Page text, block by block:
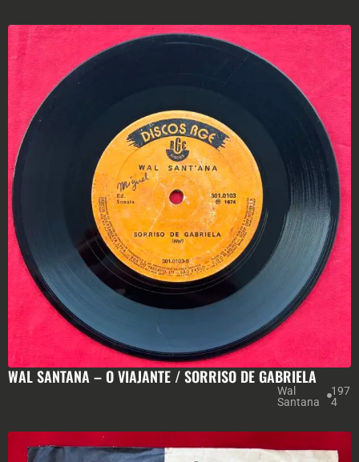
WAL SANTANA – O VIAJANTE / SORRISO DE GABRIELA
Wal
Santana
197
4